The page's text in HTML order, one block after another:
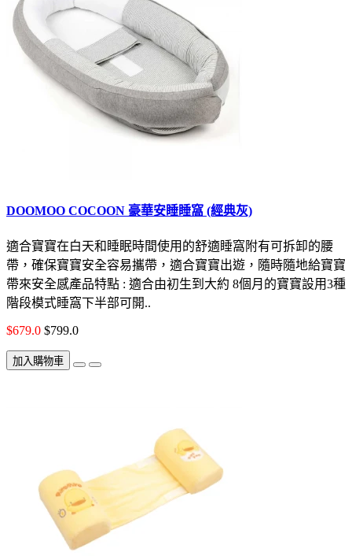
DOOMOO COCOON 豪華安睡睡窩 (經典灰)
適合寶寶在白天和睡眠時間使用的舒適睡窩附有可拆卸的腰
帶，確保寶寶安全容易攜帶，適合寶寶出遊，隨時隨地給寶寶
帶來安全感產品特點 : 適合由初生到大約 8個月的寶寶設用3種
階段模式睡窩下半部可開..
$679.0 $799.0
加入購物車